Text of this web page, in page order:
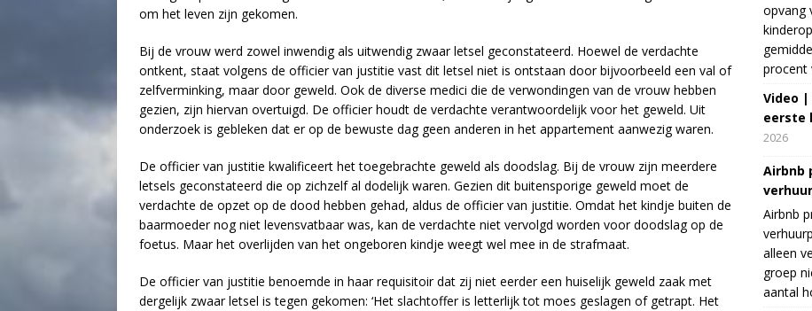
om het leven zijn gekomen.
Bij de vrouw werd zowel inwendig als uitwendig zwaar letsel geconstateerd. Hoewel de verdachte
ontkent, staat volgens de officier van justitie vast dit letsel niet is ontstaan door bijvoorbeeld een val of
zelfverminking, maar door geweld. Ook de diverse medici die de verwondingen van de vrouw hebben
gezien, zijn hiervan overtuigd. De officier houdt de verdachte verantwoordelijk voor het geweld. Uit
onderzoek is gebleken dat er op de bewuste dag geen anderen in het appartement aanwezig waren.
De officier van justitie kwalificeert het toegebrachte geweld als doodslag. Bij de vrouw zijn meerdere
letsels geconstateerd die op zichzelf al dodelijk waren. Gezien dit buitensporige geweld moet de
verdachte de opzet op de dood hebben gehad, aldus de officier van justitie. Omdat het kindje buiten de
baarmoeder nog niet levensvatbaar was, kan de verdachte niet vervolgd worden voor doodslag op de
foetus. Maar het overlijden van het ongeboren kindje weegt wel mee in de strafmaat.
De officier van justitie benoemde in haar requisitoir dat zij niet eerder een huiselijk geweld zaak met
dergelijk zwaar letsel is tegen gekomen: ‘Het slachtoffer is letterlijk tot moes geslagen of getrapt. Het
opvang
procent
Video |
eerste
2026
Airbnb
Airbnb
alleen
groep
aantal